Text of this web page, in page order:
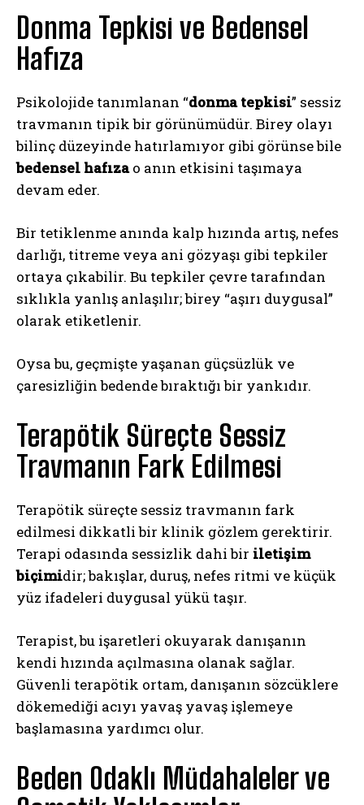
Donma Tepkisi ve Bedensel
Hafıza
Psikolojide tanımlanan “donma tepkisi” sessiz
travmanın tipik bir görünümüdür. Birey olayı
bilinç düzeyinde hatırlamıyor gibi görünse bile
bedensel hafızao anın etkisini taşımaya
devam eder.
Bir tetiklenme anında kalp hızında artış, nefes
darlığı, titreme veya ani gözyaşı gibi tepkiler
ortaya çıkabilir. Bu tepkiler çevre tarafından
sıklıkla yanlış anlaşılır; birey “aşırı duygusal”
olarak etiketlenir.
Oysa bu, geçmişte yaşanan güçsüzlük ve
çaresizliğin bedende bıraktığı bir yankıdır.
Terapötik Süreçte Sessiz
Travmanın Fark Edilmesi
Terapötik süreçte sessiz travmanın fark
edilmesi dikkatli bir klinik gözlem gerektirir.
Terapi odasında sessizlik dahi bir iletişim
biçimidir; bakışlar, duruş, nefes ritmi ve küçük
yüz ifadeleri duygusal yükü taşır.
Terapist, bu işaretleri okuyarak danışanın
kendi hızında açılmasına olanak sağlar.
Güvenli terapötik ortam, danışanın sözcüklere
dökemediği acıyı yavaş yavaş işlemeye
başlamasına yardımcı olur.
Beden Odaklı Müdahaleler ve